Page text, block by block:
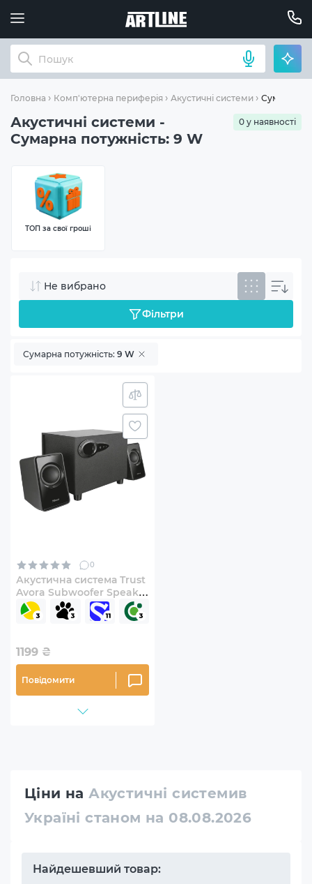
Головна Комп'ютерна периферія Акустичні системи Сумарна
Акустичні системи -
Сумарна потужність: 9 W
0 у наявності
ТОП за свої гроші
Не вибрано
Фільтри
Сумарна потужність: 9 W
0
Акустична система Trust
Avora Subwoofer Speaker
Set (20442)
1199 ₴
Повідомити
Ціни наАкустичні системив
Україні станом на 08.08.2026
Найдешевший товар: